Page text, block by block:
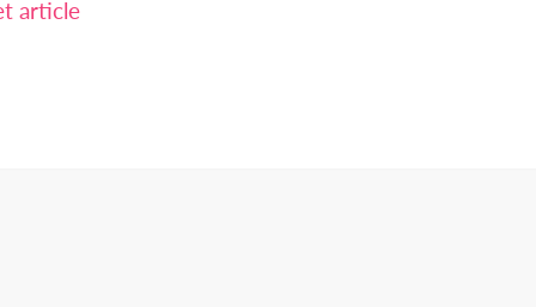
article